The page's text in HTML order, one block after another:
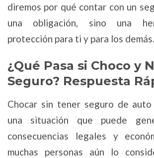
diremos por qué contar con un
una obligación, sino una
protección para ti y para los demás.
¿Qué Pasa si Choco y
Seguro? Respuesta
Chocar sin tener seguro de
una situación que puede
consecuencias legales y
muchas personas aún lo